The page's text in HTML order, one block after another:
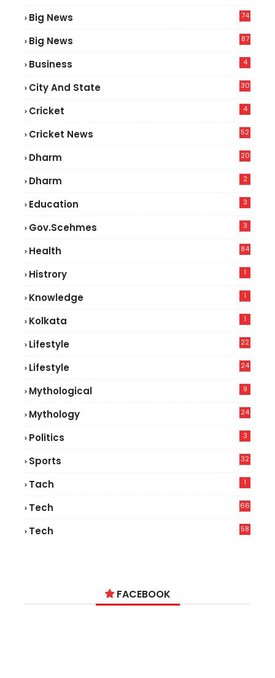
Big News
74
Big News
87
Business 4
City And State 30
Cricket 4
Cricket News
52
Dharm 20
Dharm 2
Education 3
Gov.scehmes 3
Health
84
Histrory 1
Knowledge 1
Kolkata 1
Lifestyle
22
Lifestyle
24
Mythological 9
Mythology 24
Politics 3
Sports 32
Tach 1
Tech
66
Tech
58
FACEBOOK